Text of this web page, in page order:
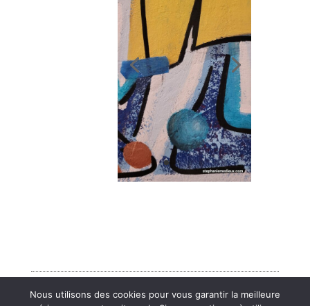
Mentions légales
Nous utilisons des cookies pour vous garantir la meilleure